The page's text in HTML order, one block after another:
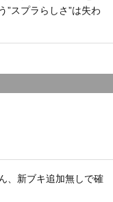
”スプラらしさ”は失わ
、新ブキ追加無しで確